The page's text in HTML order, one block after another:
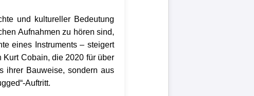
und kultureller Bedeutung
Aufnahmen zu hören sind,
eines Instruments – steigert
Cobain, die 2020 für über
ihrer Bauweise, sondern aus
Auftritt.